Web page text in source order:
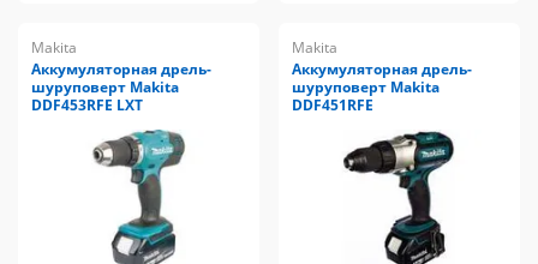
Makita
Аккумуляторная дрель-
шуруповерт Makita
DDF453RFE LXT
Makita
Аккумуляторная дрель-
шуруповерт Makita
DDF451RFE